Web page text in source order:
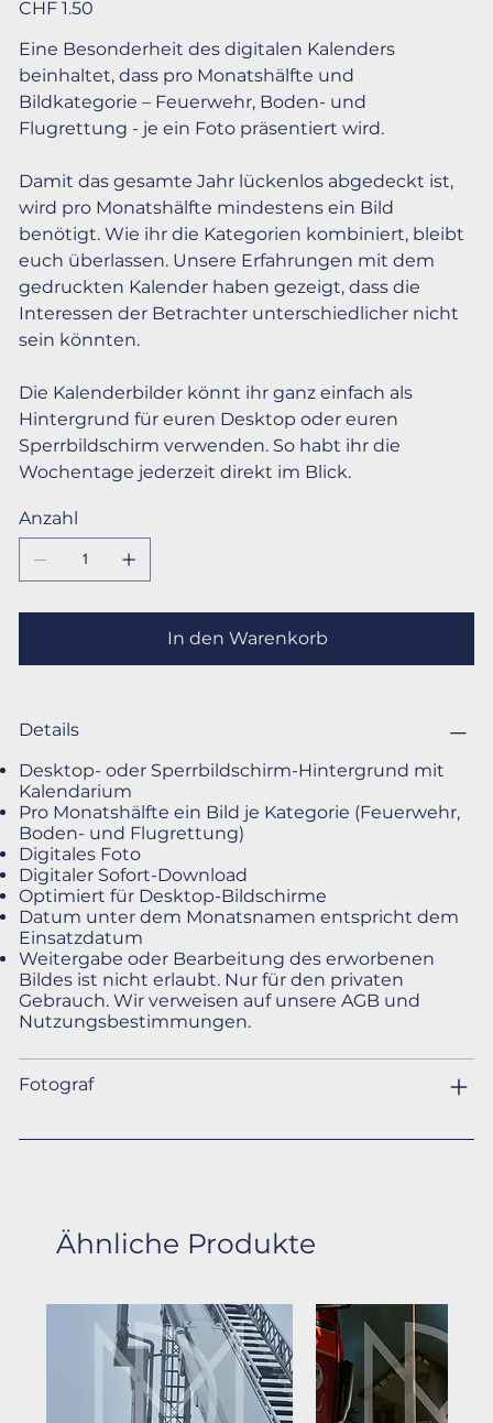
CHF 1.50
Eine Besonderheit des digitalen Kalenders
beinhaltet, dass pro Monatshälfte und
Bildkategorie – Feuerwehr, Boden- und
Flugrettung - je ein Foto präsentiert wird.
Damit das gesamte Jahr lückenlos abgedeckt ist,
wird pro Monatshälfte mindestens ein Bild
benötigt. Wie ihr die Kategorien kombiniert, bleibt
euch überlassen. Unsere Erfahrungen mit dem
gedruckten Kalender haben gezeigt, dass die
Interessen der Betrachter unterschiedlicher nicht
sein könnten.
Die Kalenderbilder könnt ihr ganz einfach als
Hintergrund für euren Desktop oder euren
Sperrbildschirm verwenden. So habt ihr die
Wochentage jederzeit direkt im Blick.
Anzahl
In den Warenkorb
Details
Desktop- oder Sperrbildschirm-Hintergrund mit
Kalendarium
Pro Monatshälfte ein Bild je Kategorie (Feuerwehr,
Boden- und Flugrettung)
Digitales Foto
Digitaler Sofort-Download
Optimiert für Desktop-Bildschirme
Datum unter dem Monatsnamen entspricht dem
Einsatzdatum
Weitergabe oder Bearbeitung des erworbenen
Bildes ist nicht erlaubt. Nur für den privaten
Gebrauch. Wir verweisen auf unsere AGB und
Nutzungsbestimmungen.
Fotograf
Ähnliche Produkte